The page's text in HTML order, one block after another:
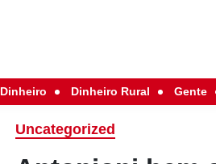
Dinheiro Dinheiro Rural Gente
Uncategorized